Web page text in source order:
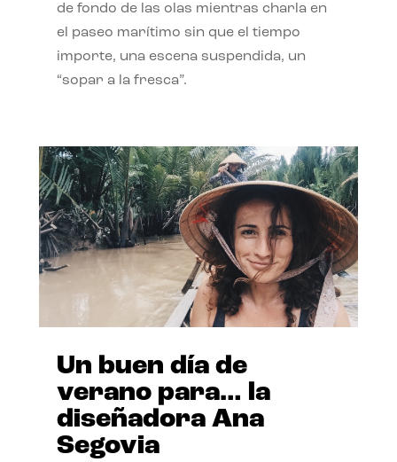
de fondo de las olas mientras charla en
el paseo marítimo sin que el tiempo
importe, una escena suspendida, un
“sopar a la fresca”.
Un buen día de
verano para… la
diseñadora Ana
Segovia